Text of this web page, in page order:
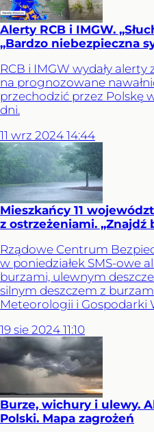
Alerty RCB i IMGW.
„Bardzo niebezpieczna
RCB i IMGW wydały alerty
na prognozowane
przechodzić przez Polskę
dni.
11 wrz 2024 14:44
Mieszkańcy 11
z ostrzeżeniami.
Rządowe Centrum
w poniedziałek SMS-owe
burzami, ulewnym
silnym deszczem z
Meteorologii i Gospodarki
19 sie 2024 11:10
Burze, wichury i ulewy.
Polski. Mapa zagrożeń